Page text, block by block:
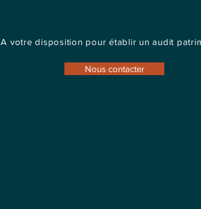
A votre disposition pour établir un audit
Nous contacter